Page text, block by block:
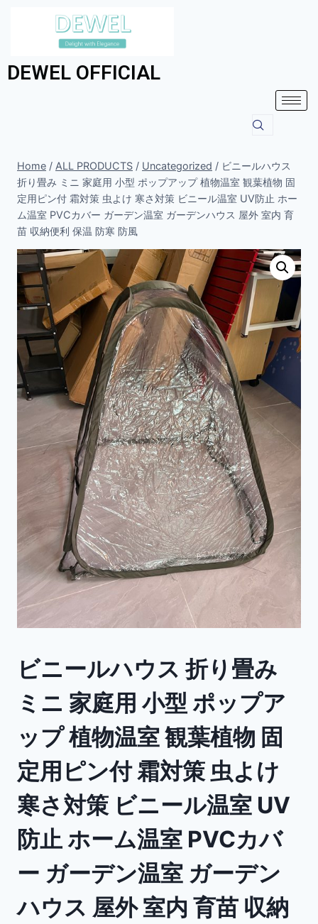
DEWEL OFFICIAL
Home / ALL PRODUCTS / Uncategorized / ビニールハウス
折り畳み ミニ 家庭用 小型 ポップアップ 植物温室 観葉植物 固
定用ピン付 霜対策 虫よけ 寒さ対策 ビニール温室 UV防止 ホー
ム温室 PVCカバー ガーデン温室 ガーデンハウス 屋外 室内 育
苗 収納便利 保温 防寒 防風
ビニールハウス 折り畳み
ミニ 家庭用 小型 ポップア
ップ 植物温室 観葉植物 固
定用ピン付 霜対策 虫よけ
寒さ対策 ビニール温室 UV
防止 ホーム温室 PVCカバ
ー ガーデン温室 ガーデン
ハウス 屋外 室内 育苗 収納